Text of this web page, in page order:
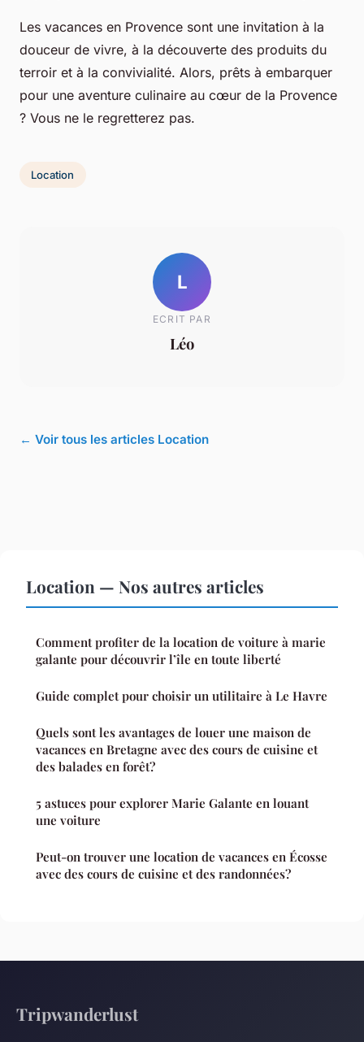
Les vacances en Provence sont une invitation à la
douceur de vivre, à la découverte des produits du
terroir et à la convivialité. Alors, prêts à embarquer
pour une aventure culinaire au cœur de la Provence
? Vous ne le regretterez pas.
Location
L
ECRIT PAR
Léo
← Voir tous les articles Location
Location — Nos autres articles
Comment profiter de la location de voiture à marie
galante pour découvrir l’île en toute liberté
Guide complet pour choisir un utilitaire à Le Havre
Quels sont les avantages de louer une maison de
vacances en Bretagne avec des cours de cuisine et
des balades en forêt?
5 astuces pour explorer Marie Galante en louant
une voiture
Peut-on trouver une location de vacances en Écosse
avec des cours de cuisine et des randonnées?
Tripwanderlust